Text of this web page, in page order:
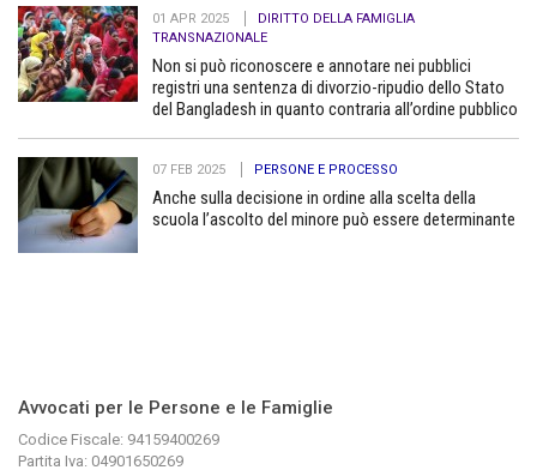
01 APR 2025
DIRITTO DELLA FAMIGLIA
TRANSNAZIONALE
Non si può riconoscere e annotare nei pubblici
registri una sentenza di divorzio-ripudio dello Stato
del Bangladesh in quanto contraria all’ordine pubblico
07 FEB 2025 PERSONE E PROCESSO
Anche sulla decisione in ordine alla scelta della
scuola l’ascolto del minore può essere determinante
Avvocati per le Persone e le Famiglie
Codice Fiscale: 94159400269
Partita Iva: 04901650269